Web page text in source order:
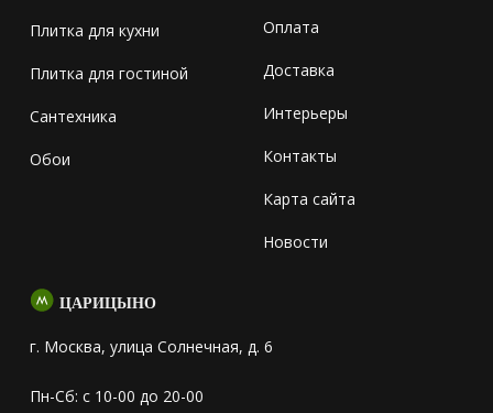
Плитка для кухни
Плитка для гостиной
Сантехника
Обои
Оплата
Доставка
Интерьеры
Контакты
Карта сайта
Новости
ЦАРИЦЫНО
г. Москва, улица Солнечная, д. 6
Пн-Сб: с 10-00 до 20-00